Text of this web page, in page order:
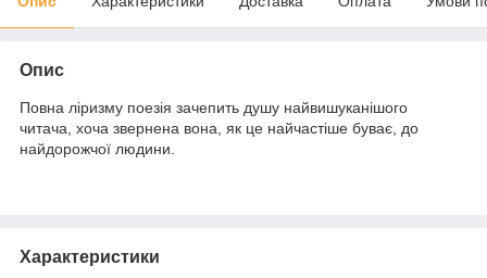
Опис
Повна ліризму поезія зачепить душу найвишуканішого
читача, хоча звернена вона, як це найчастіше буває, до
найдорожчої людини.
Характеристики